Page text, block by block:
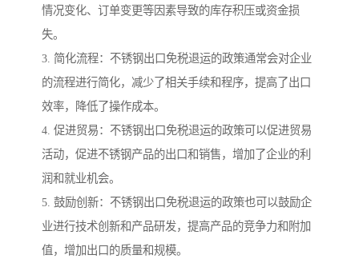
情况变化、订单变更等因素导致的库存积压或资金损
失。
3. 简化流程：不锈钢出口免税退运的政策通常会对企业
的流程进行简化，减少了相关手续和程序，提高了出口
效率，降低了操作成本。
4. 促进贸易：不锈钢出口免税退运的政策可以促进贸易
活动，促进不锈钢产品的出口和销售，增加了企业的利
润和就业机会。
5. 鼓励创新：不锈钢出口免税退运的政策也可以鼓励企
业进行技术创新和产品研发，提高产品的竞争力和附加
值，增加出口的质量和规模。